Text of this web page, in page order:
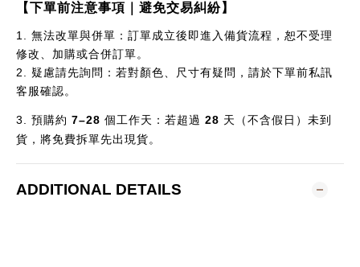
【下單前注意事項｜避免交易糾紛】
1.
無法改單與併單：訂單成立後即進入備貨流程，恕不受理
修改、加購或合併訂單。
2.
疑慮請先詢問：若對顏色、尺寸有疑問，請於下單前私訊
客服確認。
3. 預購約 7–28 個工作天：若超過 28 天（不含假日）未到
貨，將免費拆單先出現貨。
ADDITIONAL DETAILS